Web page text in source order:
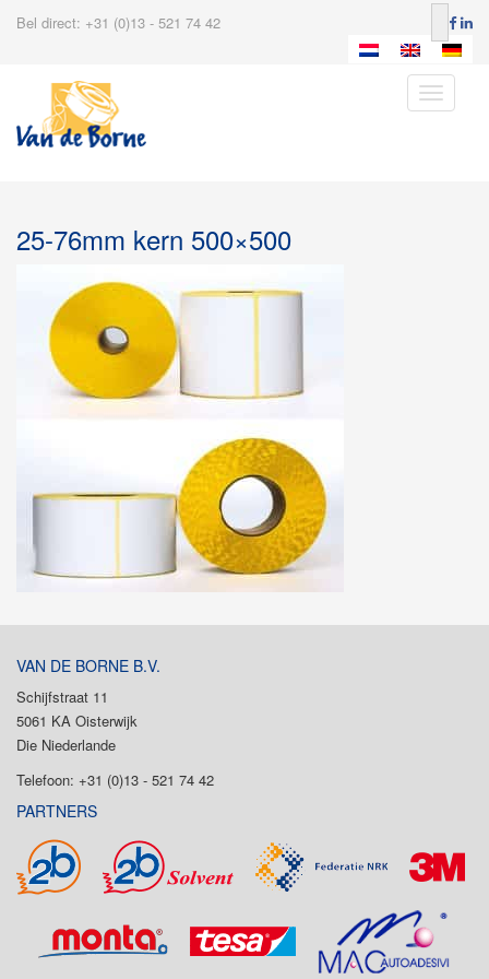
Bel direct: +31 (0)13 - 521 74 42
Toggle
25-76mm kern 500×500
VAN DE BORNE B.V.
Schijfstraat 11
5061 KA Oisterwijk
Die Niederlande
Telefoon: +31 (0)13 - 521 74 42
PARTNERS